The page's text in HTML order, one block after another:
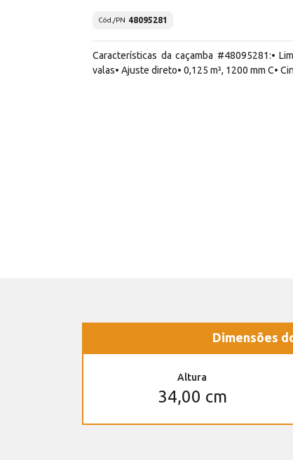
Cód./PN 48095281
Características da caçamba #48095281:•
valas• Ajuste direto• 0,125 m³, 1200 mm C•
Dimensões
Altura
34,00 cm